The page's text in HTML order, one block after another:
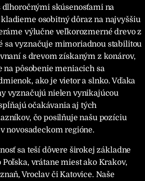
dlhoročnými skúsenosťami na
osobitný dôraz na najvyššiu
výlučne veľkorozmerné drevo z
sa vyznačuje mimoriadnou stabilitou
s drevom získaným z konárov,
na pôsobenie meniacich sa
ako je vietor a slnko. Vďaka
vyznačujú nielen vynikajúcou
očakávania aj tých
čo posilňuje našu pozíciu
novosadeckom regióne.
sa teší dôvere širokej základne
vrátane miest ako Krakov,
Vroclav či Katovice. Naše